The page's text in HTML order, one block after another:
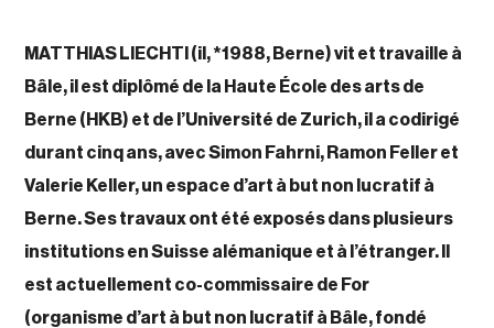
MATTHIAS LIECHTI (il, *1988, Berne) vit et travaille à
Bâle, il est diplômé de la Haute École des arts de
Berne (HKB) et de l’Université de Zurich, il a codirigé
durant cinq ans, avec Simon Fahrni, Ramon Feller et
Valerie Keller, un espace d’art à but non lucratif à
Berne. Ses travaux ont été exposés dans plusieurs
institutions en Suisse alémanique et à l’étranger. Il
est actuellement co-commissaire de For
(organisme d’art à but non lucratif à Bâle, fondé